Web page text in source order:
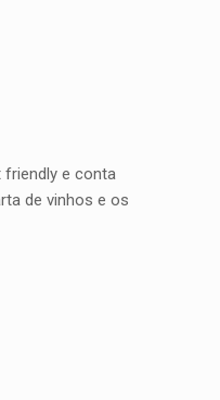
friendly e conta
de vinhos e os